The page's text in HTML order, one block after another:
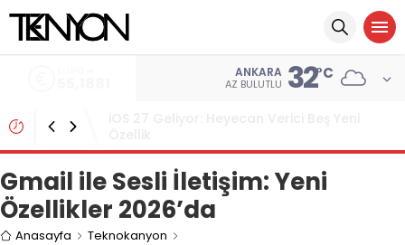
ANKARA
AZ BULUTLU 32°C
Gmail ile Sesli İletişim: Yeni
Özellikler 2026’da
Anasayfa
Teknokanyon